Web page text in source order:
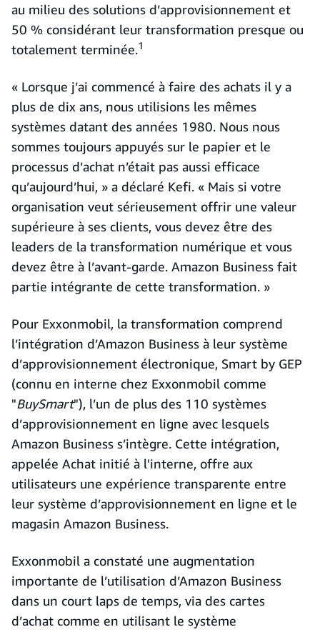
au milieu des solutions d’approvisionnement et
50 % considérant leur transformation presque ou
totalement terminée.1
« Lorsque j’ai commencé à faire des achats il y a
plus de dix ans, nous utilisions les mêmes
systèmes datant des années 1980. Nous nous
sommes toujours appuyés sur le papier et le
processus d’achat n’était pas aussi efficace
qu’aujourd’hui, » a déclaré Kefi. « Mais si votre
organisation veut sérieusement offrir une valeur
supérieure à ses clients, vous devez être des
leaders de la transformation numérique et vous
devez être à l’avant-garde. Amazon Business fait
partie intégrante de cette transformation. »
Pour Exxonmobil, la transformation comprend
l’intégration d’Amazon Business à leur système
d’approvisionnement électronique, Smart by GEP
(connu en interne chez Exxonmobil comme
"BuySmart"), l’un de plus des 110 systèmes
d’approvisionnement en ligne avec lesquels
Amazon Business s’intègre. Cette intégration,
appelée Achat initié à l'interne, offre aux
utilisateurs une expérience transparente entre
leur système d’approvisionnement en ligne et le
magasin Amazon Business.
Exxonmobil a constaté une augmentation
importante de l’utilisation d’Amazon Business
dans un court laps de temps, via des cartes
d’achat comme en utilisant le système